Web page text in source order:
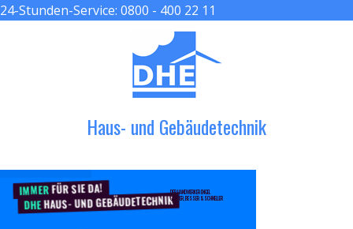
24-Stunden-Service: 0800 - 400 22 11
Haus- und Gebäudetechnik
IMMERFÜR SIE DA!
DHEHAUS- UND GEBÄUDETECHNIK
DER HANDWERKER ENGEL
GRÖßER, BESSER & SCHNELLER